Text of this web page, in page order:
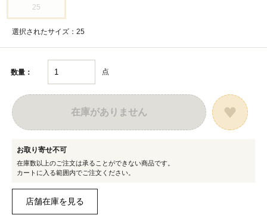
25
選択されたサイズ：25
数量： 点
在庫がありません
お取り寄せ不可
在庫数以上のご注文は承ることができない商品です。
カートに入る範囲内でご注文ください。